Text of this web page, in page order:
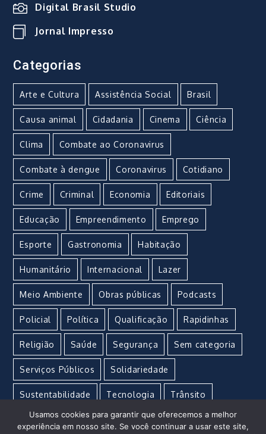
Digital Brasil Studio
Jornal Impresso
Categorias
Arte e Cultura Assistência Social Brasil
Causa animal Cidadania Cinema Ciência
Clima Combate ao Coronavirus
Combate à dengue Coronavirus Cotidiano
Crime Criminal Economia Editoriais
Educação Empreendimento Emprego
Esporte Gastronomia Habitação
Humanitário Internacional Lazer
Meio Ambiente Obras públicas Podcasts
Policial Política Qualificação Rapidinhas
Religião Saúde Segurança Sem categoria
Serviços Públicos Solidariedade
Sustentabilidade Tecnologia Trânsito
Turismo Urgente Vacina Violência
Usamos cookies para garantir que oferecemos a melhor
experiência em nosso site. Se você continuar a usar este site,